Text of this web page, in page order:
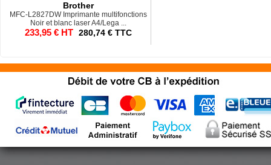
Brother
MFC-L2827DW Imprimante multifonctions
Noir et blanc laser A4/Lega ...
233,95 € HT 280,74 € TTC